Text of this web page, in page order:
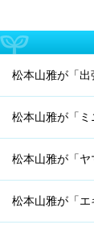
松本山雅が「
松本山雅が「
松本山雅が「
松本山雅が「